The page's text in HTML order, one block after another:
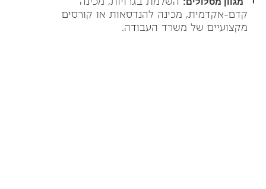
קדם-אקדמית, מכינה להנדסאות או קורסים
מקצועיים של משרד העבודה.